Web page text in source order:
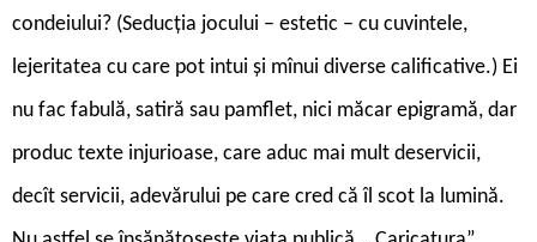
condeiului? (Se­ducția jocului – este­tic – cu cuvintele,
lejeritatea cu care pot intui și mînui diverse ca­lificative.) Ei
nu fac fabulă, satiră sau pam­flet, nici măcar epi­gramă, dar
produc texte injurioase, care aduc mai mult deservicii,
decît servicii, adevărului pe care cred că îl scot la lumină.